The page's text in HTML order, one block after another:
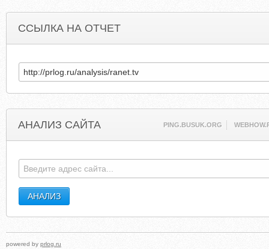
ССЫЛКА НА ОТЧЕТ
АНАЛИЗ САЙТА PING.BUSUK.ORG
powered by prlog.ru